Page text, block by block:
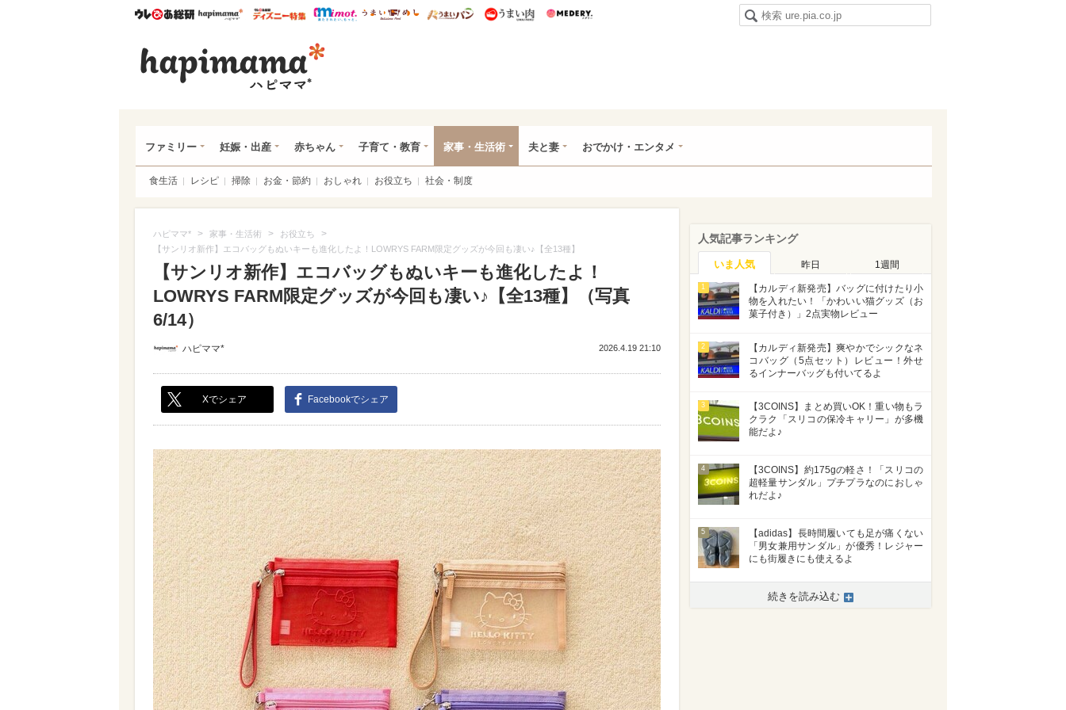
ウレぴあ総研ハピママ* ウレぴあ総研 ディズニー特集
mimot. うまいめし うまいパン うまい肉
ファミリー 妊娠・出産 赤ちゃん 子育て・教育 家事・生活術 夫と妻 おでかけ・エンタメ
食生活 レシピ 掃除 お金・節約 おしゃれ お役立ち 社会・制度
ハピママ* > 家事・生活術 > お役立ち >
【サンリオ新作】エコバッグもぬいキーも進化したよ！LOWRYS FARM限定グッズが今回も凄い♪【全13種】
【サンリオ新作】エコバッグもぬいキーも進化したよ！
LOWRYS FARM限定グッズが今回も凄い♪【全13種】（写真
6/14）
ハピママ* 2026.4.19 21:10
Xでシェア Facebookでシェア
人気記事ランキング
いま人気 昨日 1週間
1
【カルディ新発売】バッグに付けたり小
物を入れたい！「かわいい猫グッズ（お
菓子付き）」2点実物レビュー
2
【カルディ新発売】爽やかでシックなネ
コバッグ（5点セット）レビュー！外せ
るインナーバッグも付いてるよ
3
【3COINS】まとめ買いOK！重い物もラ
クラク「スリコの保冷キャリー」が多機
能だよ♪
4
【3COINS】約175gの軽さ！「スリコの
超軽量サンダル」プチプラなのにおしゃ
れだよ♪
5
【adidas】長時間履いても足が痛くない
「男女兼用サンダル」が優秀！レジャー
にも街履きにも使えるよ
続きを読み込む